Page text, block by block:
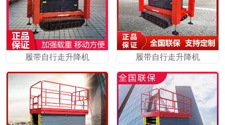
履带自行走升降机 履带自行走升降机